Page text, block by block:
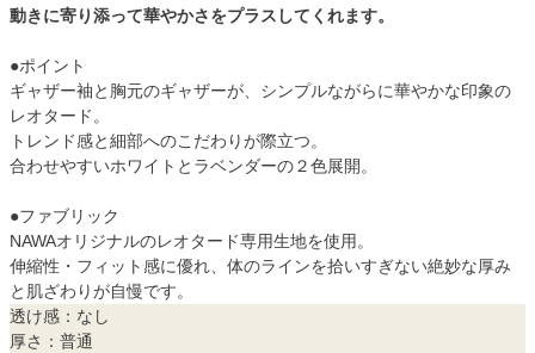
動きに寄り添って華やかさをプラスしてくれます。
●ポイント
ギャザー袖と胸元のギャザーが、シンプルながらに華やかな印象の
レオタード。
トレンド感と細部へのこだわりが際立つ。
合わせやすいホワイトとラベンダーの２色展開。
●ファブリック
NAWAオリジナルのレオタード専用生地を使用。
伸縮性・フィット感に優れ、体のラインを拾いすぎない絶妙な厚み
と肌ざわりが自慢です。
透け感：なし
厚さ：普通